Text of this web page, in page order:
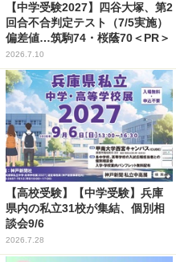
【中学受験2027】四谷大塚、第2
回合不合判定テスト（7/5実施）
偏差値…筑駒74・桜蔭70＜PR＞
2026.7.10
【高校受験】【中学受験】兵庫
県内の私立31校が集結、個別相
談会9/6
2026.7.28